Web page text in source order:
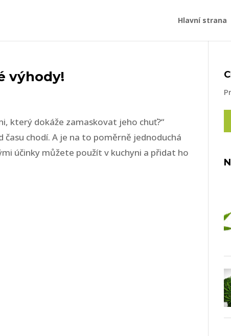
Hlavní strana
výhody!
který dokáže zamaskovat jeho chuť?“
chodí. A je na to poměrně jednoduchá
účinky můžete použít v kuchyni a přidat ho